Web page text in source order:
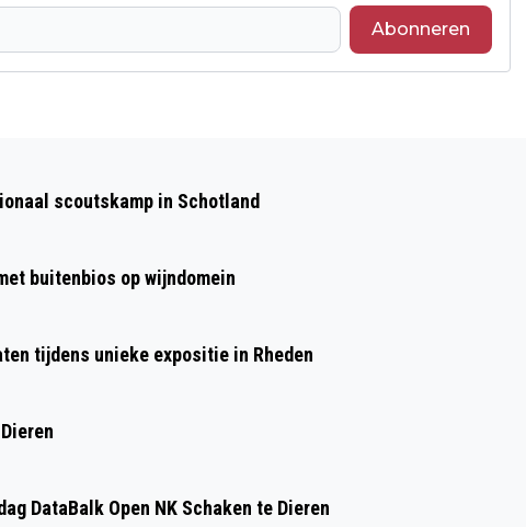
Abonneren
VELP HEEFT EEN NIEUWE ACTIVITEITEN
scoutskamp in Schotland
buitenbios op wijndomein
tijdens unieke expositie in Rheden
DataBalk Open NK Schaken te Dieren